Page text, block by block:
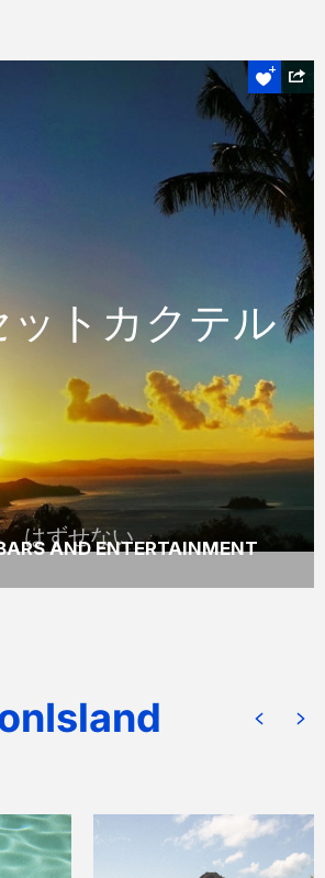
はずせない
トカクテル
トカクテル
のOne Tree Hillで一杯のみなが
日の入りをお楽しみください。
READ MORE
AND ENTERTAINMENT